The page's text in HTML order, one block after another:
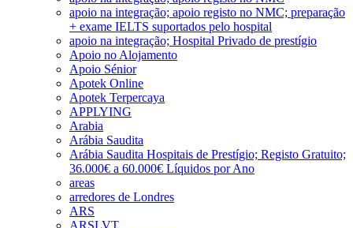
apoio na integração; apoio registo no NMC; preparação
+ exame IELTS suportados pelo hospital
apoio na integração; Hospital Privado de prestígio
Apoio no Alojamento
Apoio Sénior
Apotek Online
Apotek Terpercaya
APPLYING
Arabia
Arábia Saudita
Arábia Saudita Hospitais de Prestígio; Registo Gratuito;
36.000€ a 60.000€ Líquidos por Ano
areas
arredores de Londres
ARS
ARSLVT